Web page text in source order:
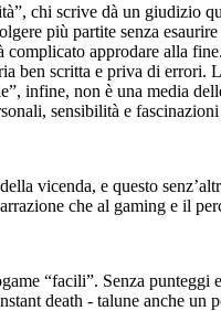
chi scrive dà un giudizio
più partite senza
approdare alla
ben scritta e priva di errori.
infine, non è una media
sensibilità e
vicenda, e questo
che al gaming e il
“facili”. Senza
death - talune anche un